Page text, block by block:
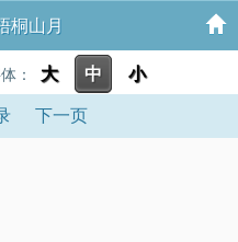
桐山月
： 大 中 小
下一页